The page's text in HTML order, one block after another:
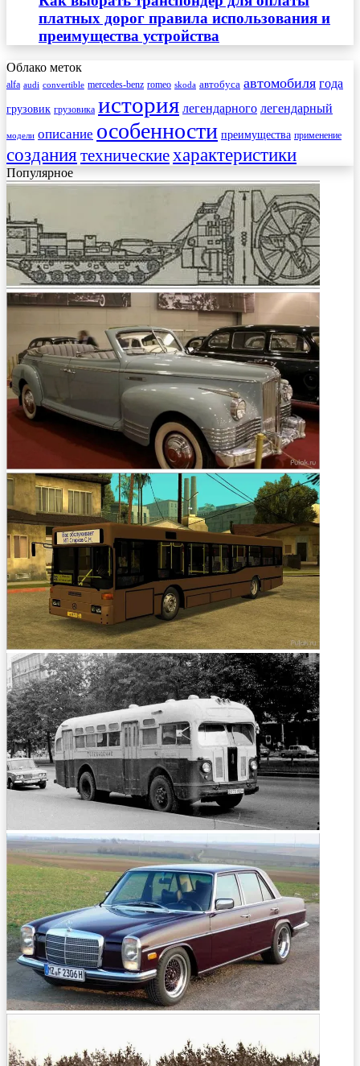
платных дорог правила использования и
преимущества устройства
Облако меток
alfa audi convertible mercedes-benz romeo skoda автобуса автомобиля года
грузовик грузовика история легендарного легендарный
модели описание особенности преимущества применение
создания техническиехарактеристики
Популярное